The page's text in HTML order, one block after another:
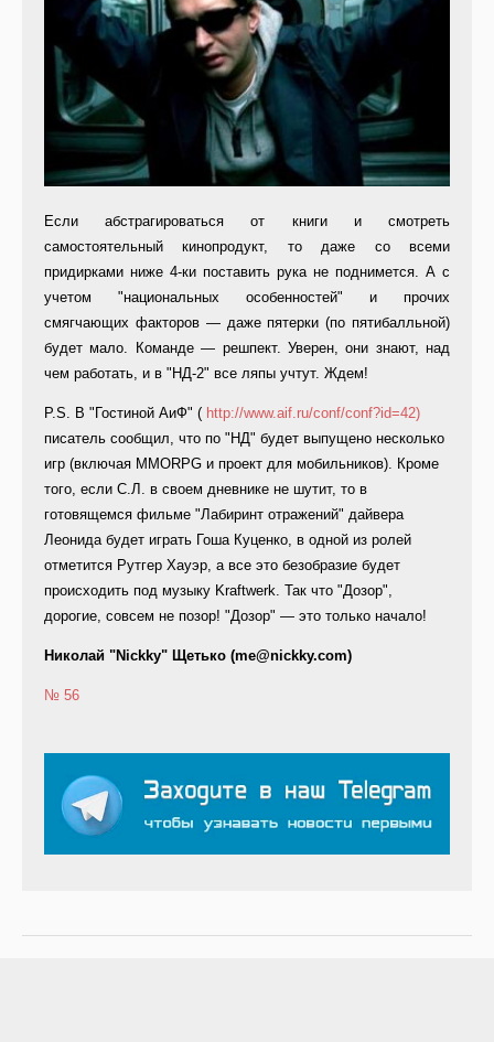
Если абстрагироваться от книги и смотреть
самостоятельный кинопродукт, то даже со всеми
придирками ниже 4-ки поставить рука не поднимется. А с
учетом "национальных особенностей" и прочих
смягчающих факторов — даже пятерки (по пятибалльной)
будет мало. Команде — решпект. Уверен, они знают, над
чем работать, и в "НД-2" все ляпы учтут. Ждем!
P.S. В "Гостиной АиФ" ( http://www.aif.ru/conf/conf?id=42)
писатель сообщил, что по "НД" будет выпущено несколько
игр (включая MMORPG и проект для мобильников). Кроме
того, если С.Л. в своем дневнике не шутит, то в
готовящемся фильме "Лабиринт отражений" дайвера
Леонида будет играть Гоша Куценко, в одной из ролей
отметится Рутгер Хауэр, а все это безобразие будет
происходить под музыку Kraftwerk. Так что "Дозор",
дорогие, совсем не позор! "Дозор" — это только начало!
Николай "Nickky" Щетько (me@nickky.com)
№ 56